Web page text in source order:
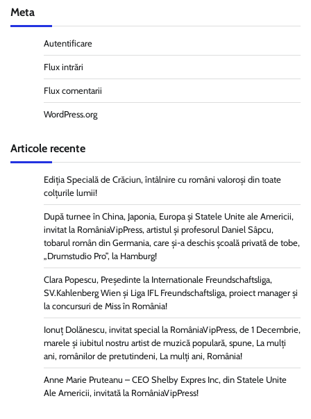
Meta
Autentificare
Flux intrări
Flux comentarii
WordPress.org
Articole recente
Ediția Specială de Crăciun, întâlnire cu români valoroși din toate
colțurile lumii!
După turnee în China, Japonia, Europa și Statele Unite ale Americii,
invitat la RomâniaVipPress, artistul și profesorul Daniel Sâpcu,
tobarul român din Germania, care și-a deschis școală privată de tobe,
„Drumstudio Pro”, la Hamburg!
Clara Popescu, Președinte la Internationale Freundschaftsliga,
SV.Kahlenberg Wien şi Liga IFL Freundschaftsliga, proiect manager și
la concursuri de Miss în România!
Ionuț Dolănescu, invitat special la RomâniaVipPress, de 1 Decembrie,
marele și iubitul nostru artist de muzică populară, spune, La mulți
ani, românilor de pretutindeni, La mulți ani, România!
Anne Marie Pruteanu – CEO Shelby Expres Inc, din Statele Unite
Ale Americii, invitată la RomâniaVipPress!